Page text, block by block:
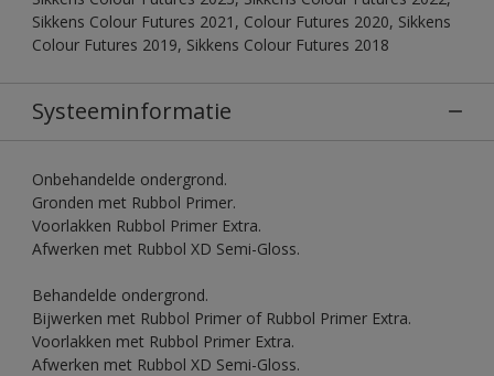
Sikkens Colour Futures 2021, Colour Futures 2020, Sikkens
Colour Futures 2019, Sikkens Colour Futures 2018
Systeeminformatie
Onbehandelde ondergrond.
Gronden met Rubbol Primer.
Voorlakken Rubbol Primer Extra.
Afwerken met Rubbol XD Semi-Gloss.
Behandelde ondergrond.
Bijwerken met Rubbol Primer of Rubbol Primer Extra.
Voorlakken met Rubbol Primer Extra.
Afwerken met Rubbol XD Semi-Gloss.